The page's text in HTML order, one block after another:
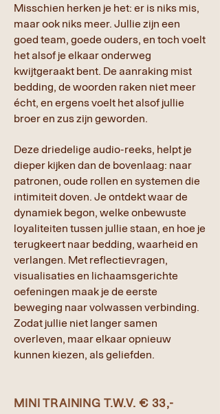
Misschien herken je het: er is niks mis,
maar ook niks meer. Jullie zijn een
goed team, goede ouders, en toch voelt
het alsof je elkaar onderweg
kwijtgeraakt bent. De aanraking mist
bedding, de woorden raken niet meer
écht, en ergens voelt het alsof jullie
broer en zus zijn geworden.
Deze driedelige audio-reeks, helpt je
dieper kijken dan de bovenlaag: naar
patronen, oude rollen en systemen die
intimiteit doven. Je ontdekt waar de
dynamiek begon, welke onbewuste
loyaliteiten tussen jullie staan, en hoe je
terugkeert naar bedding, waarheid en
verlangen. Met reflectievragen,
visualisaties en lichaamsgerichte
oefeningen maak je de eerste
beweging naar volwassen verbinding.
Zodat jullie niet langer samen
overleven, maar elkaar opnieuw
kunnen kiezen, als geliefden.
MINI TRAINING T.W.V. € 33,-